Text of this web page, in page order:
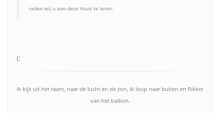
raden wij u aan deze thuis te laten.
(:
Ik kijk uit het raam, naar de lucht en de zon, ik loop naar buiten en flikker
van het balkon.